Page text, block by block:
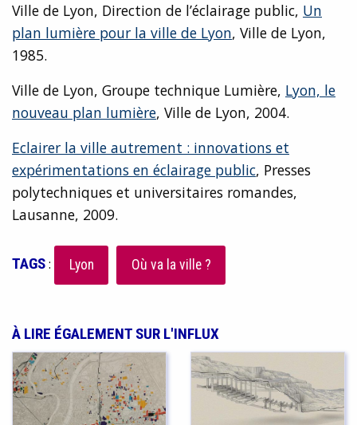
Ville de Lyon, Direction de l’éclairage public, Un
plan lumière pour la ville de Lyon, Ville de Lyon,
1985.
Ville de Lyon, Groupe technique Lumière, Lyon, le
nouveau plan lumière, Ville de Lyon, 2004.
Eclairer la ville autrement : innovations et
expérimentations en éclairage public, Presses
polytechniques et universitaires romandes,
Lausanne, 2009.
TAGS: Lyon Où va la ville ?
À LIRE ÉGALEMENT SUR L'INFLUX